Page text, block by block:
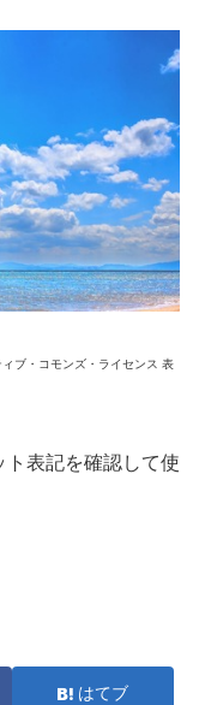
ブ・コモンズ・ライセンス 表
表記を確認して使
はてブ